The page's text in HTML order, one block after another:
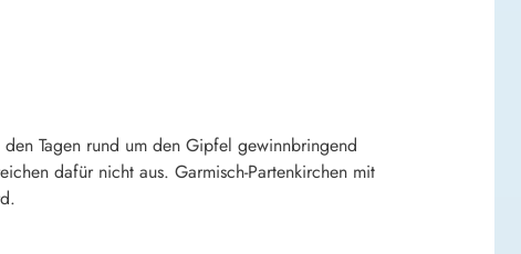
Tagen rund um den Gipfel gewinnbringend
dafür nicht aus. Garmisch-Partenkirchen mit